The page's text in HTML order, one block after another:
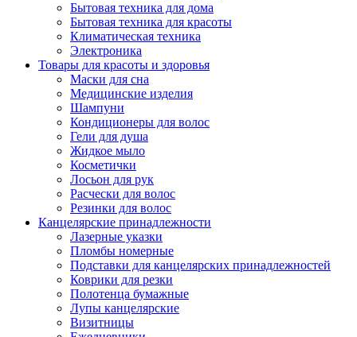
Бытовая техника для дома
Бытовая техника для красоты
Климатическая техника
Электроника
Товары для красоты и здоровья
Маски для сна
Медицинские изделия
Шампуни
Кондиционеры для волос
Гели для душа
Жидкое мыло
Косметички
Лосьон для рук
Расчески для волос
Резинки для волос
Канцелярские принадлежности
Лазерные указки
Пломбы номерные
Подставки для канцелярских принадлежностей
Коврики для резки
Полотенца бумажные
Лупы канцелярские
Визитницы